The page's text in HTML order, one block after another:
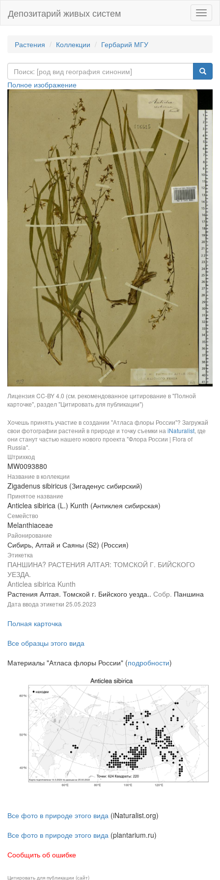
Депозитарий живых систем
Растения Коллекции Гербарий МГУ
Полное изображение
Лицензия CC-BY 4.0 (см. рекомендованное цитирование в "Полной
карточке", раздел "Цитировать для публикации")
Хочешь принять участие в создании "Атласа флоры России"? Загружай
свои фотографии растений в природе и точку съемки на iNaturalist, где
они станут частью нашего нового проекта "Флора России | Flora of
Russia".
Штрихкод
MW0093880
Название в коллекции
Zigadenus sibiricus (Зигаденус сибирский)
Принятое название
Anticlea sibirica (L.) Kunth (Антиклея сибирская)
Семейство
Melanthiaceae
Районирование
Сибирь, Алтай и Саяны (S2) (Россия)
Этикетка
ПАНШИНА? РАСТЕНИЯ АЛТАЯ: ТОМСКОЙ Г. БИЙСКОГО
УЕЗДА.
Anticlea sibirica Kunth
Растения Алтая. Томской г. Бийского уезда.. Собр. Паншина
Дата ввода этикетки 25.05.2023
Полная карточка
Все образцы этого вида
Материалы "Атласа флоры России" (подробности)
Все фото в природе этого вида (iNaturalist.org)
Все фото в природе этого вида (plantarium.ru)
Сообщить об ошибке
Цитировать для публикации (сайт)